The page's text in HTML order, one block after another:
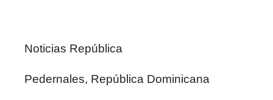
Noticias República
Pedernales, República Dominicana